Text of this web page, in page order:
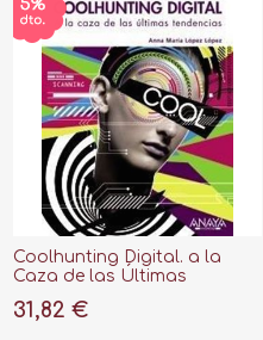
Coolhunting Digital. a la
Caza de las Últimas
31,82 €